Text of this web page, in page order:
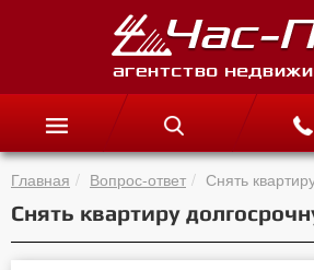
Главная Вопрос-ответ Снять
Снять квартиру